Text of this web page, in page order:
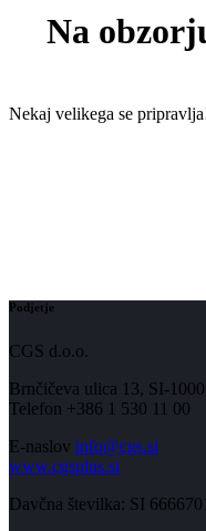
Na
Nekaj ​​velikega se
Podjetje
CGS d.o.o.
Brnčičeva ulica 13, SI-
Telefon +386 1 530 11 00
E-naslov info@cgs.si
www.cgsplus.si
Davčna številka: SI